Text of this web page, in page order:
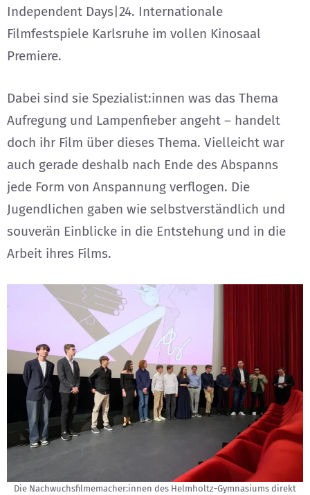
Independent Days|24. Internationale
Filmfestspiele Karlsruhe im vollen Kinosaal
Premiere.
Dabei sind sie Spezialist:innen was das Thema
Aufregung und Lampenfieber angeht – handelt
doch ihr Film über dieses Thema. Vielleicht war
auch gerade deshalb nach Ende des Abspanns
jede Form von Anspannung verflogen. Die
Jugendlichen gaben wie selbstverständlich und
souverän Einblicke in die Entstehung und in die
Arbeit ihres Films.
Die Nachwuchsfilmemacher:innen des Helmholtz-Gymnasiums direkt